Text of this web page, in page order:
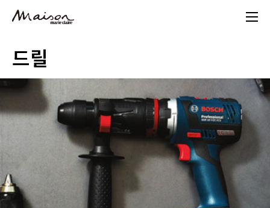
content
드릴